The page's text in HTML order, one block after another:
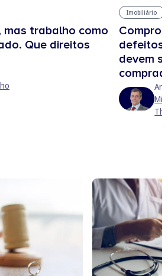
mas trabalho como
Que direitos
Imobiliário
devem